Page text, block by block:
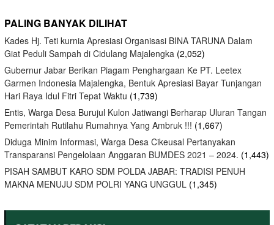
PALING BANYAK DILIHAT
Kades Hj. Teti kurnia Apresiasi Organisasi BINA TARUNA Dalam
Giat Peduli Sampah di Cidulang Majalengka (2,052)
Gubernur Jabar Berikan Piagam Penghargaan Ke PT. Leetex
Garmen Indonesia Majalengka, Bentuk Apresiasi Bayar Tunjangan
Hari Raya Idul Fitri Tepat Waktu (1,739)
Entis, Warga Desa Burujul Kulon Jatiwangi Berharap Uluran Tangan
Pemerintah Rutilahu Rumahnya Yang Ambruk !!! (1,667)
Diduga Minim Informasi, Warga Desa Cikeusal Pertanyakan
Transparansi Pengelolaan Anggaran BUMDES 2021 – 2024. (1,443)
PISAH SAMBUT KARO SDM POLDA JABAR: TRADISI PENUH
MAKNA MENUJU SDM POLRI YANG UNGGUL (1,345)